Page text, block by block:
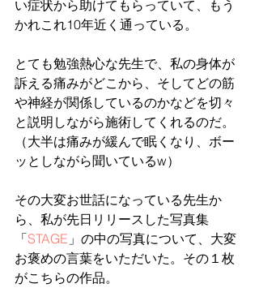
い症状から助けてもらっていて、もう
かれこれ10年近く通っている。
とても勉強熱心な先生で、私の身体が
訴える痛みがどこから、そしてどの筋
や神経が関係しているのかなどを切々
と説明しながら施術してくれるのだ。
（大半は痛みが緩んで眠くなり、ボー
ッとしながら聞いているw）
その大変お世話になっている先生か
ら、私が先日リリースした写真集
「STAGE 」の中の写真について、大変
お褒めの言葉をいただいた。その１枚
がこちらの作品。